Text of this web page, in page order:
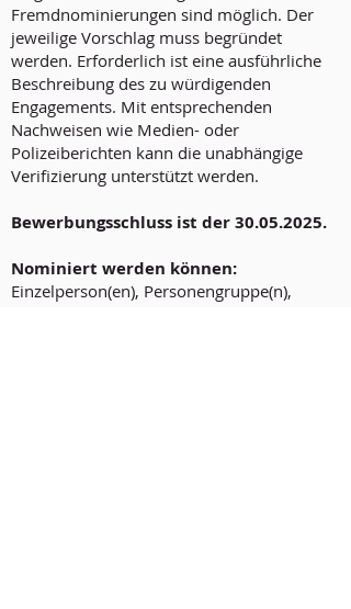
Fremdnominierungen sind möglich. Der
jeweilige Vorschlag muss begründet
werden. Erforderlich ist eine ausführliche
Beschreibung des zu würdigenden
Engagements. Mit entsprechenden
Nachweisen wie Medien- oder
Polizeiberichten kann die unabhängige
Verifizierung unterstützt werden.
Bewerbungsschluss ist der30.05.2025.
Nominiert werden können:
Einzelperson(en), Personengruppe(n),